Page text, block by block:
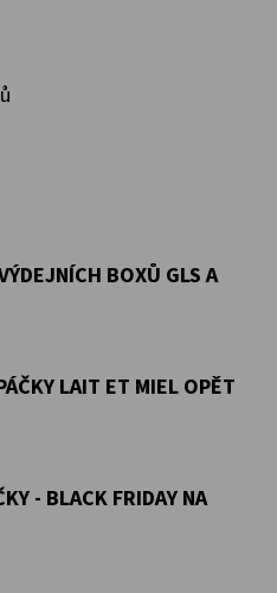
BOXŮ GLS A
LAIT ET MIEL OPĚT
- BLACK FRIDAY NA